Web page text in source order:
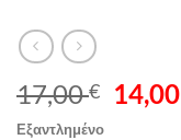
17,00€
price
Εξαντλημένο